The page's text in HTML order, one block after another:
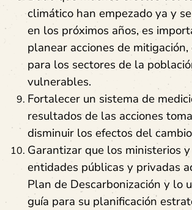
climático han empezado ya y
en los próximos años, es
planear acciones de
para los sectores de la
vulnerables.
Fortalecer un sistema de
resultados de las acciones
disminuir los efectos del
Garantizar que los ministerios
entidades públicas y privadas
Plan de Descarbonización y lo
guía para su planificación